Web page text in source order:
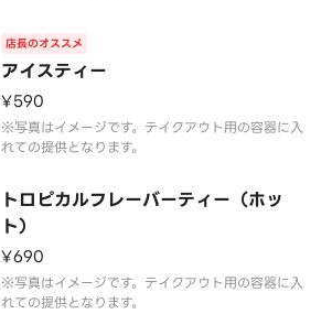
アイスティー
店長のオススメ
¥590
※写真はイメージです。テイクアウト用の容器に入
れての提供となります。
トロピカルフレーバーティー（ホッ
ト）
¥690
※写真はイメージです。テイクアウト用の容器に入
れての提供となります。